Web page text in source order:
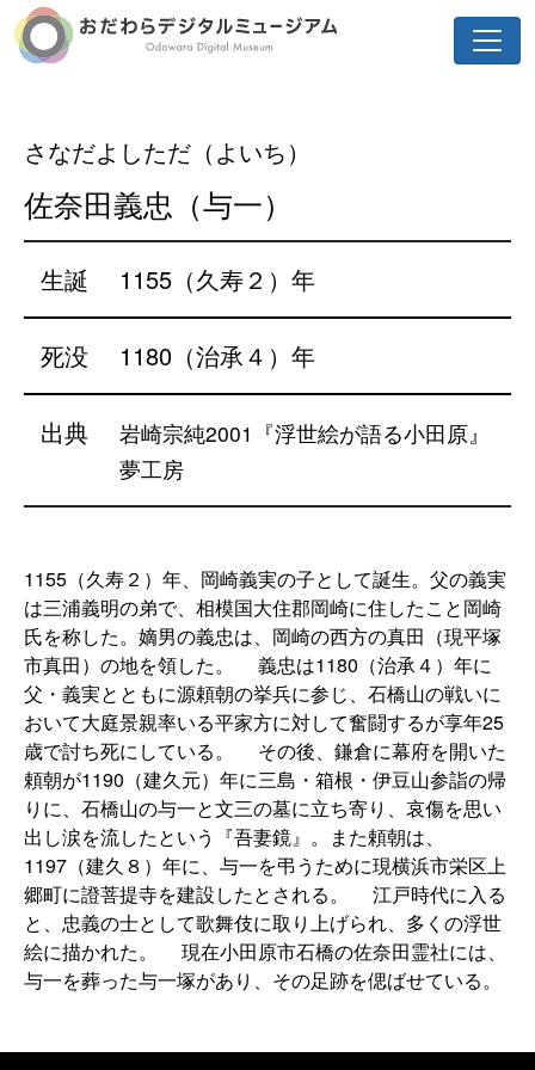
さなだよしただ（よいち）
佐奈田義忠（与一）
生誕 1155（久寿２）年
死没 1180（治承４）年
出典
岩崎宗純2001『浮世絵が語る小田原』
夢工房
1155（久寿２）年、岡崎義実の子として誕生。父の義実
は三浦義明の弟で、相模国大住郡岡崎に住したこと岡崎
氏を称した。嫡男の義忠は、岡崎の西方の真田（現平塚
市真田）の地を領した。 義忠は1180（治承４）年に
父・義実とともに源頼朝の挙兵に参じ、石橋山の戦いに
おいて大庭景親率いる平家方に対して奮闘するが享年25
歳で討ち死にしている。 その後、鎌倉に幕府を開いた
頼朝が1190（建久元）年に三島・箱根・伊豆山参詣の帰
りに、石橋山の与一と文三の墓に立ち寄り、哀傷を思い
出し涙を流したという『吾妻鏡』。また頼朝は、
1197（建久８）年に、与一を弔うために現横浜市栄区上
郷町に證菩提寺を建設したとされる。 江戸時代に入る
と、忠義の士として歌舞伎に取り上げられ、多くの浮世
絵に描かれた。 現在小田原市石橋の佐奈田霊社には、
与一を葬った与一塚があり、その足跡を偲ばせている。